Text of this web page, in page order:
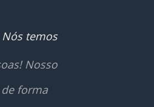
temos
Nosso
forma